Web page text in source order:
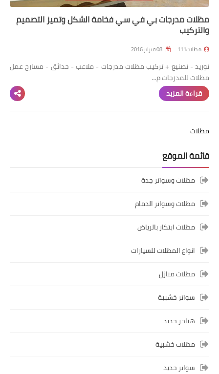
مظلات مدرجات بي في سي فخامة الشكل وتميز التصميم
والتركيب
مظلات111
توريد - تصنيع + تركيب مظلات مدرجات - ملاعب - حدائق - مسارح عمل
مظلات للمدرجات م…
قراءة المزيد
مظلات
قائمة الموقع
مظلات وسواتر جدة
مظلات وسواتر الدمام
مظلات ابتكار بالرياض
انواع المظلات للسيارات
مظلات منازل
سواتر خشبية
هناجر حديد
مظلات خشبية
سواتر حديد